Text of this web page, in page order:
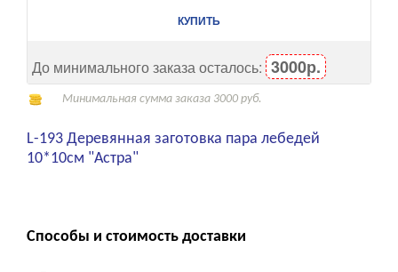
КУПИТЬ
До минимального заказа осталось: 3000р.
Минимальная сумма заказа 3000 руб.
L-193 Деревянная заготовка пара лебедей
10*10см "Астра"
Способы и стоимость доставки